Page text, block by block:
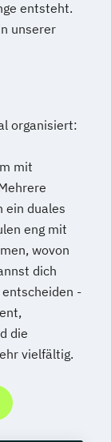
entsteht.
unserer
organisiert:
mit
ein duales
eng mit
wovon
dich
-
die
vielfältig.